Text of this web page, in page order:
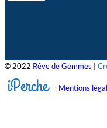
© 2022 Rêve de Gemmes
iPerche – Mentions